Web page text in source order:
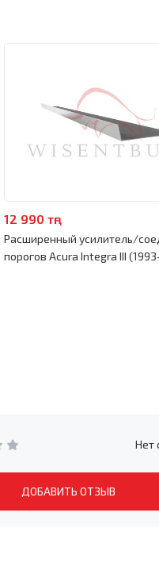
12 990 тңг
Расширенный усилитель/
порогов Acura Integra III
Нет
ДОБАВИТЬ ОТЗЫВ